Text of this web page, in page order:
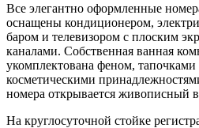
Все элегантно оформленные
оснащены кондиционером,
баром и телевизором с плоским
каналами. Собственная ванная
укомплектована феном,
косметическими
номера открывается живописный
На круглосуточной стойке